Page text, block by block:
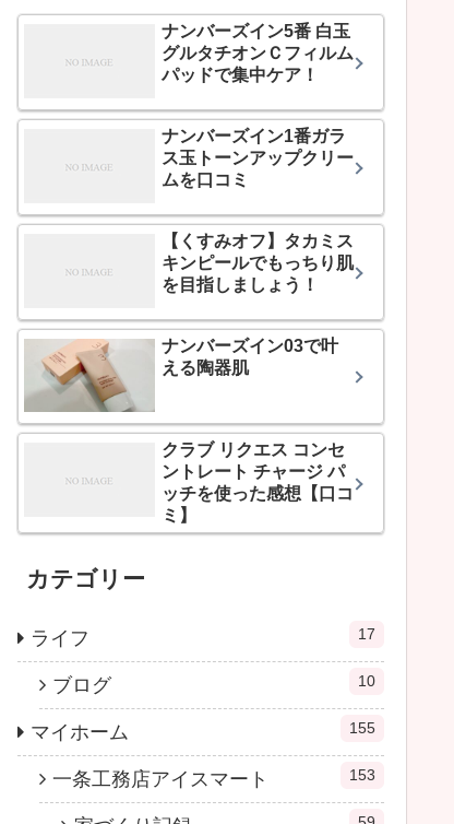
ナンバーズイン5番 白玉
グルタチオンＣフィルム
パッドで集中ケア！
ナンバーズイン1番ガラ
ス玉トーンアップクリー
ムを口コミ
【くすみオフ】タカミス
キンピールでもっちり肌
を目指しましょう！
ナンバーズイン03で叶
える陶器肌
クラブ リクエス コンセ
ントレート チャージ パ
ッチを使った感想【口コ
ミ】
カテゴリー
ライフ 17
ブログ 10
マイホーム 155
一条工務店アイスマート 153